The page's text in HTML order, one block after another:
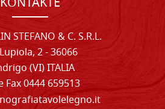
STEFANO & C. S.R.L.
2 - 36066
(VI) ITALIA
Fax 0444 659513